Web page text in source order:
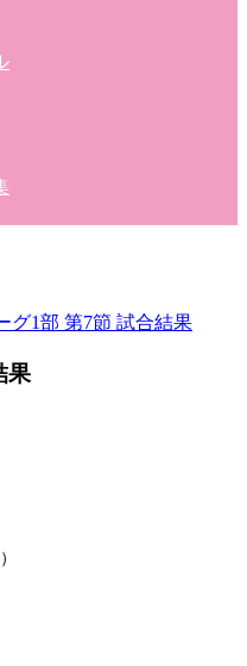
グ1部 第7節 試合結果
果